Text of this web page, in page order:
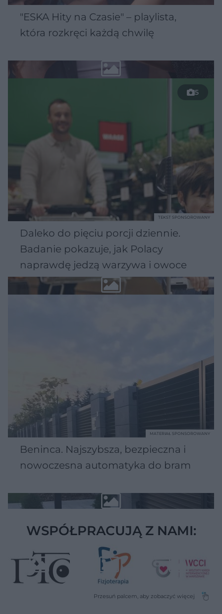
"ESKA Hity na Czasie" – playlista,
która rozkręci każdą chwilę
5
Daleko do pięciu porcji dziennie.
Badanie pokazuje, jak Polacy
naprawdę jedzą warzywa i owoce
TEKST SPONSOROWANY
Beninca. Najszybsza, bezpieczna i
nowoczesna automatyka do bram
MATERIAŁ SPONSOROWANY
WSPÓŁPRACUJĄ Z NAMI: